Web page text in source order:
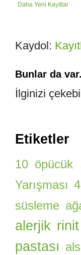
Daha Yeni Kayıtlar
Kaydol:
Bunlar da
İlginizi
Etiketler
10 öpücük
Yarışması
süsleme
alerjik rinit
pastası